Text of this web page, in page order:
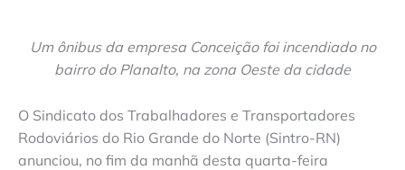
Um ônibus da empresa Conceição foi incendiado no
bairro do Planalto, na zona Oeste da cidade
O Sindicato dos Trabalhadores e Transportadores
Rodoviários do Rio Grande do Norte (Sintro-RN)
anunciou, no fim da manhã desta quarta-feira